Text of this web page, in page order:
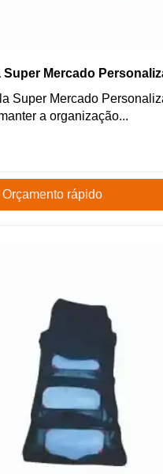
Super Mercado
Super Mercado
a organização...
Orçamento rápido